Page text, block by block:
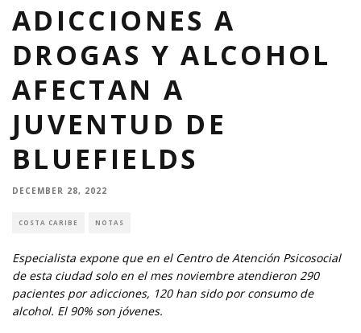
ADICCIONES A
DROGAS Y ALCOHOL
AFECTAN A
JUVENTUD DE
BLUEFIELDS
DECEMBER 28, 2022
COSTA CARIBE NOTAS
Especialista expone que en el Centro de Atención Psicosocial
de esta ciudad solo en el mes noviembre atendieron 290
pacientes por adicciones, 120 han sido por consumo de
alcohol. El 90% son jóvenes.